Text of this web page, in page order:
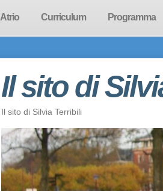
Atrio Curriculum Programma
Il sito di
Il sito di Silvia Terribili